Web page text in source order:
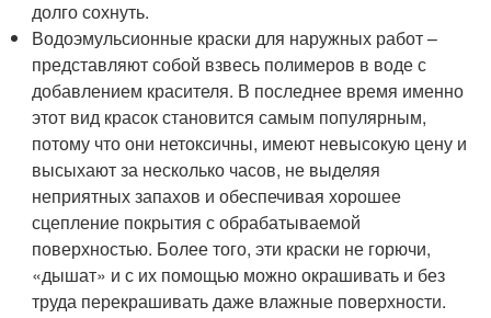
долго сохнуть.
Водоэмульсионные краски для наружных работ –
представляют собой взвесь полимеров в воде с
добавлением красителя. В последнее время именно
этот вид красок становится самым популярным,
потому что они нетоксичны, имеют невысокую цену и
высыхают за несколько часов, не выделяя
неприятных запахов и обеспечивая хорошее
сцепление покрытия с обрабатываемой
поверхностью. Более того, эти краски не горючи,
«дышат» и с их помощью можно окрашивать и без
труда перекрашивать даже влажные поверхности.